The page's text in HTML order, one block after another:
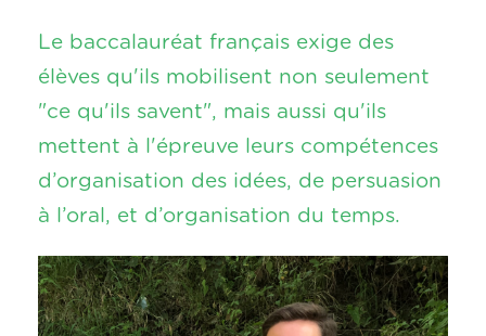
Le baccalauréat français exige des
élèves qu'ils mobilisent non seulement
"ce qu'ils savent", mais aussi qu'ils
mettent à l'épreuve leurs compétences
d’organisation des idées, de persuasion
à l’oral, et d’organisation du temps.